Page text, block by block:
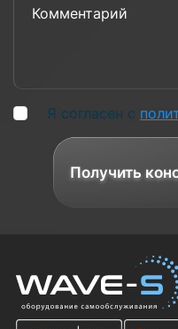
Я согласен с
Получить